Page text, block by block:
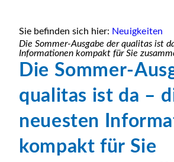
Sie befinden sich hier: Neuigkeiten
Die Sommer-Ausgabe der qualitas ist
Informationen kompakt für Sie
Die Sommer-
qualitas ist da –
neuesten
kompakt für Sie